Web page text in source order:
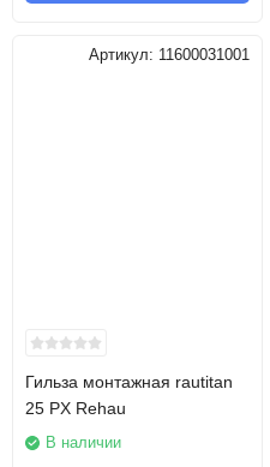
Артикул: 11600031001
Гильза монтажная rautitan
25 PX Rehau
В наличии